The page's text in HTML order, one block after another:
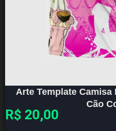
Arte Template
Cão
R$ 20,00